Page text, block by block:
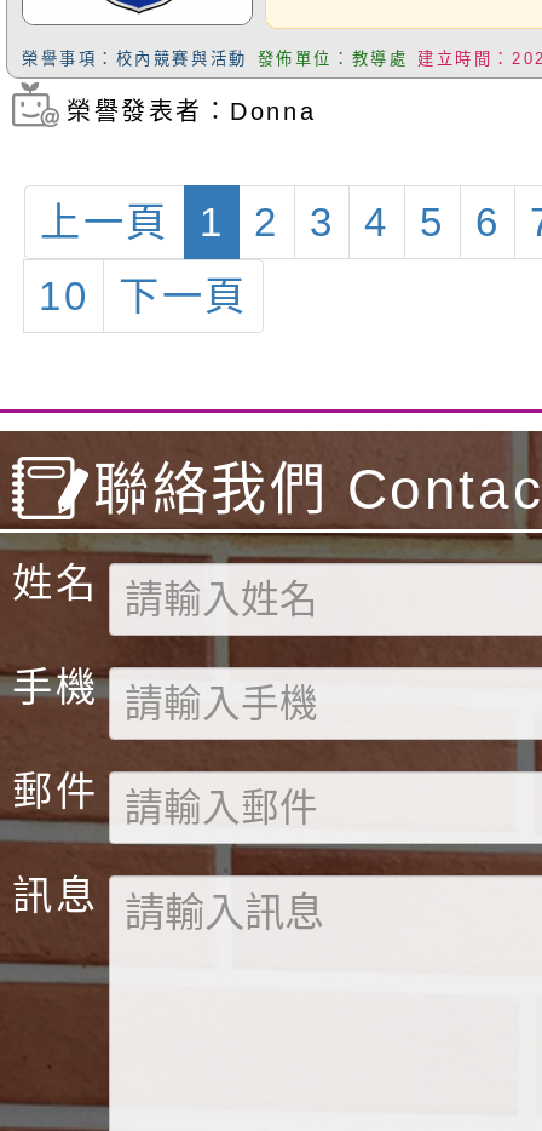
榮譽事項：校內競賽與活動 發佈單位：教導處 建立時間：
瀏覽次數：73
榮譽發表者：Donna
上一頁 1 2 3 4 5 6
10
下一頁
聯絡我們
姓名
手機
郵件
訊息